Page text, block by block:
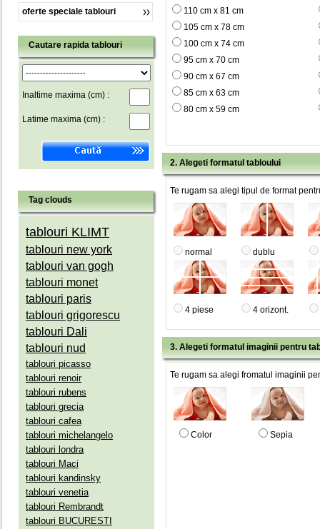
oferte speciale tablouri
Cautare rapida tablouri
Inaltime maxima (cm) :
Latime maxima (cm) :
Tag clouds
tablouri KLIMT
tablouri new york
tablouri van gogh
tablouri monet
tablouri paris
tablouri grigorescu
tablouri Dali
tablouri nud
tablouri picasso
tablouri renoir
tablouri rubens
tablouri grecia
tablouri cafea
tablouri michelangelo
tablouri londra
tablouri Maci
tablouri kandinsky
tablouri venetia
tablouri Rembrandt
tablouri BUCURESTI
110 cm x 81 cm
105 cm x 78 cm
100 cm x 74 cm
95 cm x 70 cm
90 cm x 67 cm
85 cm x 63 cm
80 cm x 59 cm
2. Alegeti formatul tabloului
Te rugam sa alegi tipul de format
normal dublu
4 piese 4 orizont.
3. Alegeti formatul imaginii pentru
Te rugam sa alegi fromatul imaginii
Color Sepia